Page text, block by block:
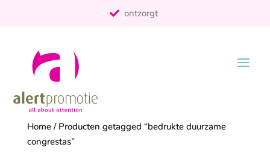
ontzorgt
Home/ Producten getagged “bedrukte duurzame
congrestas”